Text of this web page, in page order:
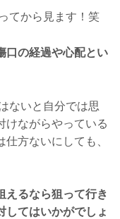
てから見ます！笑
口の経過や心配とい
ないと自分では思
けながらやっている
方ないにしても、
えるなら狙って行き
してはいかがでしょ